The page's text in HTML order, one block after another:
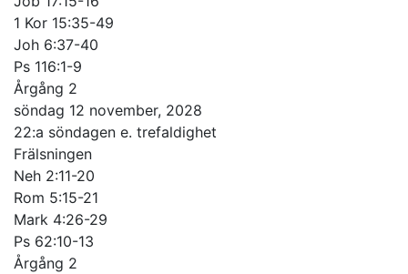
1 Kor 15:35-49
Joh 6:37-40
Ps 116:1-9
Årgång 2
söndag 12 november, 2028
22:a söndagen e. trefaldighet
Frälsningen
Neh 2:11-20
Rom 5:15-21
Mark 4:26-29
Ps 62:10-13
Årgång 2